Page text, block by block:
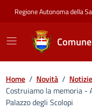
Regione Autonoma della
Home / Novità / Notizie
Costruiamo la memoria -
Palazzo degli Scolopi